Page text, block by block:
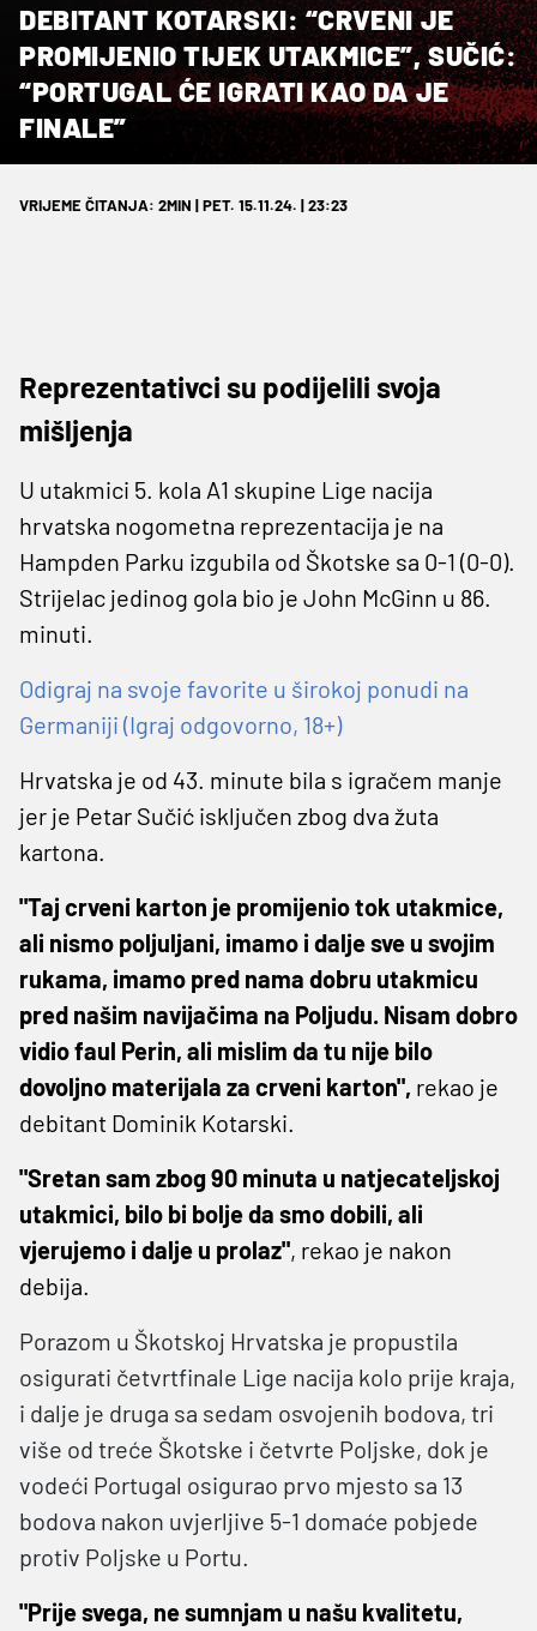
DEBITANT KOTARSKI: “CRVENI JE
PROMIJENIO TIJEK UTAKMICE”, SUČIĆ:
“PORTUGAL ĆE IGRATI KAO DA JE
FINALE”
VRIJEME ČITANJA: 2MIN | PET. 15.11.24. | 23:23
Reprezentativci su podijelili svoja
mišljenja
U utakmici 5. kola A1 skupine Lige nacija
hrvatska nogometna reprezentacija je na
Hampden Parku izgubila od Škotske sa 0-1 (0-0).
Strijelac jedinog gola bio je John McGinn u 86.
minuti.
Odigraj na svoje favorite u širokoj ponudi na
Germaniji (Igraj odgovorno, 18+)
Hrvatska je od 43. minute bila s igračem manje
jer je Petar Sučić isključen zbog dva žuta
kartona.
"Taj crveni karton je promijenio tok utakmice,
ali nismo poljuljani, imamo i dalje sve u svojim
rukama, imamo pred nama dobru utakmicu
pred našim navijačima na Poljudu. Nisam dobro
vidio faul Perin, ali mislim da tu nije bilo
dovoljno materijala za crveni karton", rekao je
debitant Dominik Kotarski.
"Sretan sam zbog 90 minuta u natjecateljskoj
utakmici, bilo bi bolje da smo dobili, ali
vjerujemo i dalje u prolaz", rekao je nakon
debija.
Porazom u Škotskoj Hrvatska je propustila
osigurati četvrtfinale Lige nacija kolo prije kraja,
i dalje je druga sa sedam osvojenih bodova, tri
više od treće Škotske i četvrte Poljske, dok je
vodeći Portugal osigurao prvo mjesto sa 13
bodova nakon uvjerljive 5-1 domaće pobjede
protiv Poljske u Portu.
"Prije svega, ne sumnjam u našu kvalitetu,